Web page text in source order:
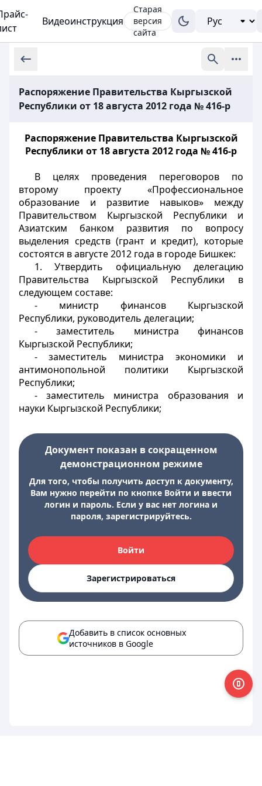
Видеоинструкция
Старая
версия
сайта
Распоряжение Правительства Кыргызской
Республики от 18 августа 2012 года № 416-р
Распоряжение Правительства Кыргызской
Республики от 18 августа 2012 года № 416-р
В целях проведения переговоров по
второму проекту «Профессиональное
образование и развитие навыков» между
Правительством Кыргызской Республики и
Азиатским банком развития по вопросу
выделения средств (грант и кредит), которые
состоятся в августе 2012 года в городе Бишкек:
1. Утвердить официальную делегацию
Правительства Кыргызской Республики в
следующем составе:
- министр финансов Кыргызской
Республики, руководитель делегации;
- заместитель министра финансов
Кыргызской Республики;
- заместитель министра экономики и
антимонопольной политики Кыргызской
Республики;
- заместитель министра образования и
науки Кыргызской Республики;
Документ показан в сокращенном
демонстрационном режиме
Для того, чтобы получить доступ к документу,
Вам нужно перейти по кнопке Войти и ввести
логин и пароль. Если у вас нет логина и
пароля, зарегистрируйтесь.
Войти
Зарегистрироваться
Добавить в список основных
источников в Google